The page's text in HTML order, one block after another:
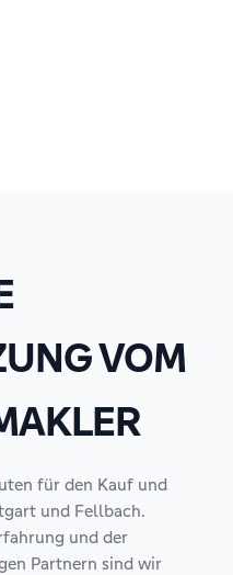
VOM
für den Kauf und
und Fellbach.
und der
Partnern sind wir